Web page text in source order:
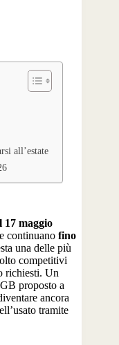
all’estate
17 maggio
continuano fino
una delle più
competitivi
richiesti. Un
proposto a
ancora
tramite